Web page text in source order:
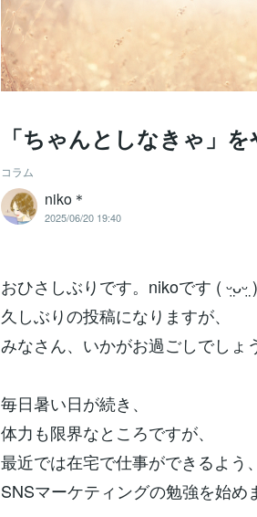
「ちゃんとしなきゃ」を
コラム
niko＊
2025/06/20 19:40
おひさしぶりです。nikoです ( ᵕ̤ᴗᵕ̤ )
久しぶりの投稿になりますが、
みなさん、いかがお過ごしでしょ
毎日暑い日が続き、
体力も限界なところですが、
最近では在宅で仕事ができるよう、
SNSマーケティングの勉強を始め